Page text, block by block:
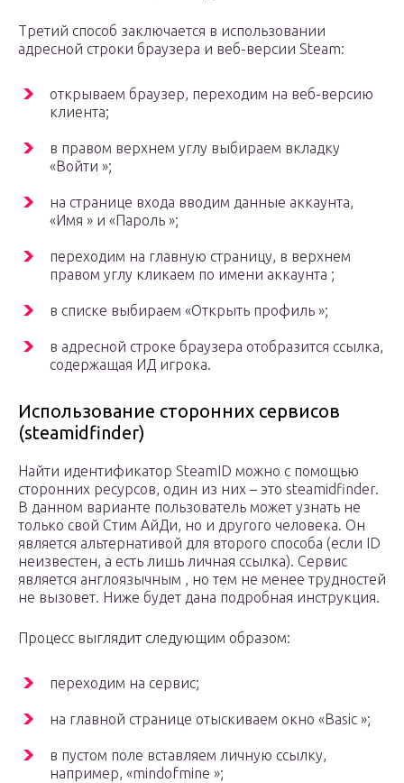
Третий способ заключается в использовании
адресной строки браузера и веб-версии Steam:
открываем браузер, переходим на веб-версию
клиента;
в правом верхнем углу выбираем вкладку
«Войти »;
на странице входа вводим данные аккаунта,
«Имя » и «Пароль »;
переходим на главную страницу, в верхнем
правом углу кликаем по имени аккаунта ;
в списке выбираем «Открыть профиль »;
в адресной строке браузера отобразится ссылка,
содержащая ИД игрока.
Использование сторонних сервисов
(steamidfinder)
Найти идентификатор SteamID можно с помощью
сторонних ресурсов, один из них – это steamidfinder.
В данном варианте пользователь может узнать не
только свой Стим АйДи, но и другого человека. Он
является альтернативой для второго способа (если ID
неизвестен, а есть лишь личная ссылка). Сервис
является англоязычным , но тем не менее трудностей
не вызовет. Ниже будет дана подробная инструкция.
Процесс выглядит следующим образом:
переходим на сервис;
на главной странице отыскиваем окно «Basic »;
в пустом поле вставляем личную ссылку,
например, «mindofmine »;